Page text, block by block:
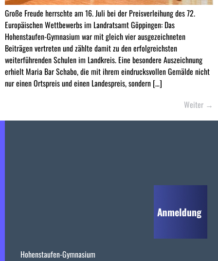
Große Freude herrschte am 16. Juli bei der Preisverleihung des 72.
Europäischen Wettbewerbs im Landratsamt Göppingen: Das
Hohenstaufen-Gymnasium war mit gleich vier ausgezeichneten
Beiträgen vertreten und zählte damit zu den erfolgreichsten
weiterführenden Schulen im Landkreis. Eine besondere Auszeichnung
erhielt Maria Bar Schabo, die mit ihrem eindrucksvollen Gemälde nicht
nur einen Ortspreis und einen Landespreis, sondern […]
Weiter →
Hohenstaufen-Gymnasium